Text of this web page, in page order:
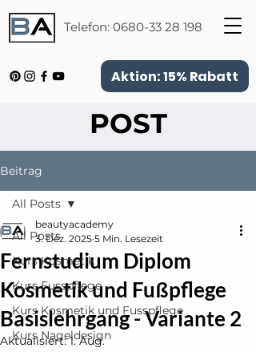
Telefon: 0680-33 28 198
Aktion: 15% Rabatt
POST
Beitrag
All Posts
Kurs Kosmetik
Kurs Fusspflege
Kurs Kosmetik und Fusspflege
Kurs Nageldesign
All Posts
Fernstudium Diplom
Kosmetik und Fußpflege
Basislehrgang - Variante 2
beautyacademy
3. Dez. 2025 5 Min. Lesezeit
Aktualisiert:1. Aug.